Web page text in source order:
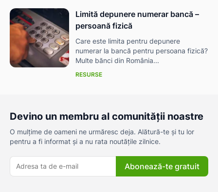
Limită depunere numerar bancă –
persoană fizică
Care este limita pentru depunere
numerar la bancă pentru persoana fizică?
Multe bănci din România...
RESURSE
Devino un membru al comunității noastre
O mulțime de oameni ne urmăresc deja. Alătură-te și tu lor
pentru a fi informat și a nu rata noutățile zilnice.
Abonează-te gratuit